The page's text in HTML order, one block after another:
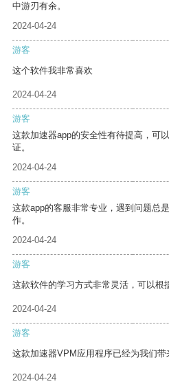
中游刃有余。
2024-04-24
游客
这个软件我非常喜欢
2024-04-24
游客
这款加速器app的安全性有待提高，可
证。
2024-04-24
游客
这款app的客服非常专业，遇到问题总
作。
2024-04-24
游客
这款软件的学习方式非常灵活，可以根
2024-04-24
游客
这款加速器VPM应用程序已经为我们带
2024-04-24